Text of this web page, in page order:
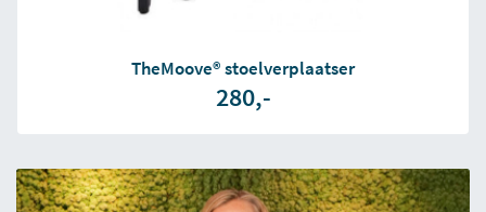
TheMoove® stoelverplaatser
280,-